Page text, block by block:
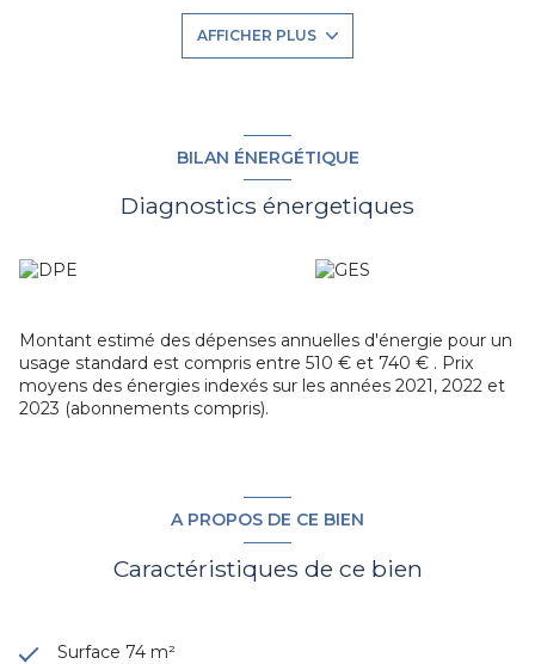
spacieuse pièce de vie de 33 m² avec cuisine ouverte,
offrant un accès direct à une terrasse exposée plein sud
ainsi qu’à un premier jardin. Un dégagement dessert les
avec accès à un second jardin privatif.
Vous profiterez ainsi de deux espaces extérieurs, un
véritable atout pour le confort de vie au quotidien.
L’appartement est vendu avec deux places de parking en
sous-sol, offrant sécurité et praticité
AFFICHER PLUS
BILAN ÉNERGÉTIQUE
Diagnostics énergetiques
Montant estimé des dépenses annuelles d'énergie pour un
usage standard est compris entre 510 € et 740 € . Prix
moyens des énergies indexés sur les années 2021, 2022 et
2023 (abonnements compris).
A PROPOS DE CE BIEN
Caractéristiques de ce bien
Surface 74 m²